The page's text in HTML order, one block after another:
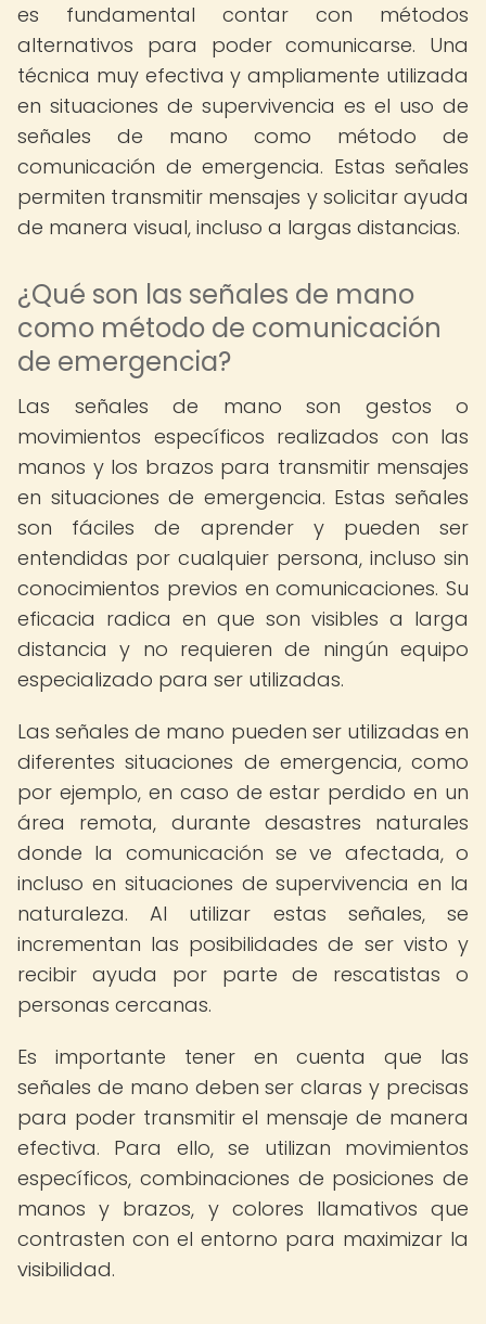
es fundamental contar con métodos
alternativos para poder comunicarse. Una
técnica muy efectiva y ampliamente utilizada
en situaciones de supervivencia es el uso de
señales de mano como método de
comunicación de emergencia. Estas señales
permiten transmitir mensajes y solicitar ayuda
de manera visual, incluso a largas distancias.
¿Qué son las señales de mano
como método de comunicación
de emergencia?
Las señales de mano son gestos o
movimientos específicos realizados con las
manos y los brazos para transmitir mensajes
en situaciones de emergencia. Estas señales
son fáciles de aprender y pueden ser
entendidas por cualquier persona, incluso sin
conocimientos previos en comunicaciones. Su
eficacia radica en que son visibles a larga
distancia y no requieren de ningún equipo
especializado para ser utilizadas.
Las señales de mano pueden ser utilizadas en
diferentes situaciones de emergencia, como
por ejemplo, en caso de estar perdido en un
área remota, durante desastres naturales
donde la comunicación se ve afectada, o
incluso en situaciones de supervivencia en la
naturaleza. Al utilizar estas señales, se
incrementan las posibilidades de ser visto y
recibir ayuda por parte de rescatistas o
personas cercanas.
Es importante tener en cuenta que las
señales de mano deben ser claras y precisas
para poder transmitir el mensaje de manera
efectiva. Para ello, se utilizan movimientos
específicos, combinaciones de posiciones de
manos y brazos, y colores llamativos que
contrasten con el entorno para maximizar la
visibilidad.